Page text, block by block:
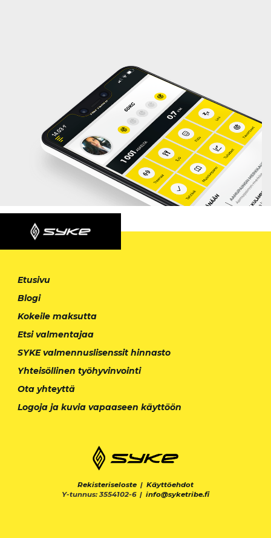
Etusivu
Blogi
Kokeile maksutta
Etsi valmentajaa
SYKE valmennuslisenssit hinnasto
Yhteisöllinen työhyvinvointi
Ota yhteyttä
Logoja ja kuvia vapaaseen käyttöön
Rekisteriseloste | Käyttöehdot
Y-tunnus: 3554102-6 | info@syketribe.fi